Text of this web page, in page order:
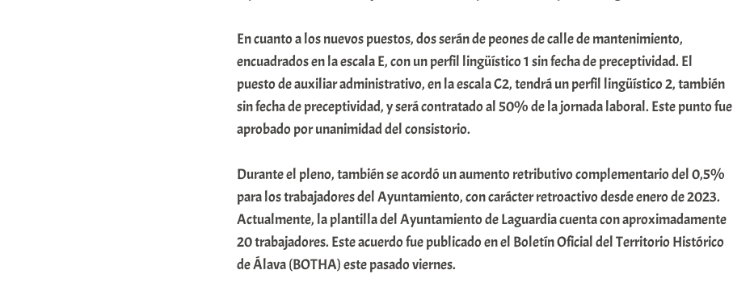
En cuanto a los nuevos puestos, dos serán de peones de calle de mantenimiento,
encuadrados en la escala E, con un perfil lingüístico 1 sin fecha de preceptividad. El
puesto de auxiliar administrativo, en la escala C2, tendrá un perfil lingüístico 2, también
sin fecha de preceptividad, y será contratado al 50% de la jornada laboral. Este punto fue
aprobado por unanimidad del consistorio.
Durante el pleno, también se acordó un aumento retributivo complementario del 0,5%
para los trabajadores del Ayuntamiento, con carácter retroactivo desde enero de 2023.
Actualmente, la plantilla del Ayuntamiento de Laguardia cuenta con aproximadamente
20 trabajadores. Este acuerdo fue publicado en el Boletín Oficial del Territorio Histórico
de Álava (BOTHA) este pasado viernes.